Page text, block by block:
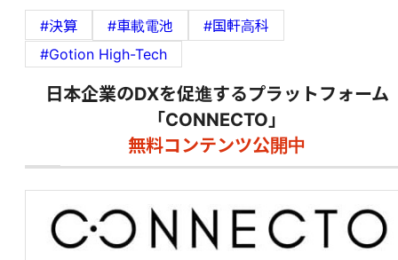
#決算 #車載電池
#国軒高科
#Gotion High-Tech
日本企業のDXを促進するプラットフォーム
「CONNECTO」
無料コンテンツ公開中